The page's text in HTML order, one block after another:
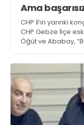
Ama
CHP İl’in yarınki
CHP Gebze İlçe
Öğüt ve Ababay,